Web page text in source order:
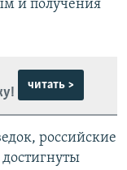
и получения
читать >
российские